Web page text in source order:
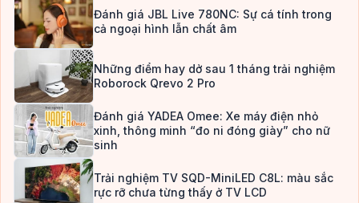
Đánh giá JBL Live 780NC: Sự cá tính trong
cả ngoại hình lẫn chất âm
Những điểm hay dở sau 1 tháng trải nghiệm
Roborock Qrevo 2 Pro
Đánh giá YADEA Omee: Xe máy điện nhỏ
xinh, thông minh “đo ni đóng giày” cho nữ
sinh
Trải nghiệm TV SQD-MiniLED C8L: màu sắc
rực rỡ chưa từng thấy ở TV LCD